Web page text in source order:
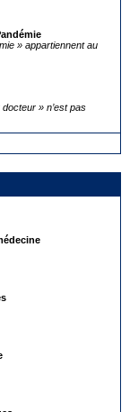
» appartiennent au
» n’est pas